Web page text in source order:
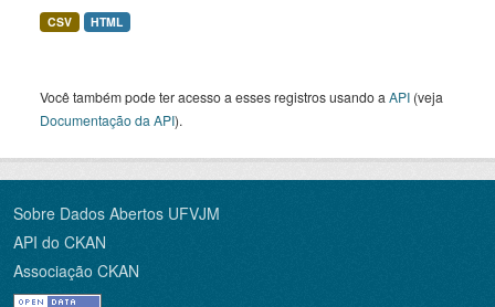
CSV HTML
Você também pode ter acesso a esses registros usando a API (veja
Documentação da API).
Sobre Dados Abertos UFVJM
API do CKAN
Associação CKAN